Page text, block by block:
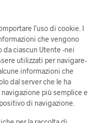
l’uso di cookie. I
che vengono
da ciascun Utente -nei
utilizzati per navigare-
informazioni che
dal server che le ha
più semplice e
di navigazione.